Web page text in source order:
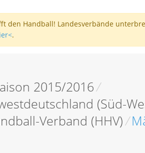
den Handball! Landesverbände
.
2015/2016/
(Süd-
Verband (HHV)/